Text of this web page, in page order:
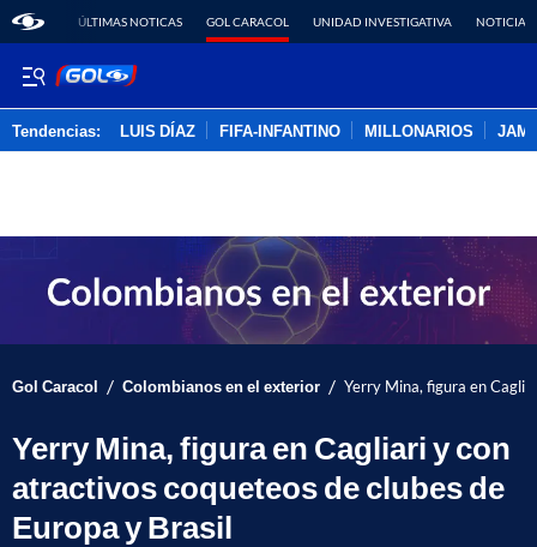
ÚLTIMAS NOTICAS GOL CARACOL UNIDAD INVESTIGATIVA NOTICIAS
Tendencias: LUIS DÍAZ FIFA-INFANTINO MILLONARIOS
Gol Caracol / Colombianos en el exterior / Yerry Mina, figura en
Yerry Mina, figura en Cagliari y con
atractivos coqueteos de clubes de
Europa y Brasil